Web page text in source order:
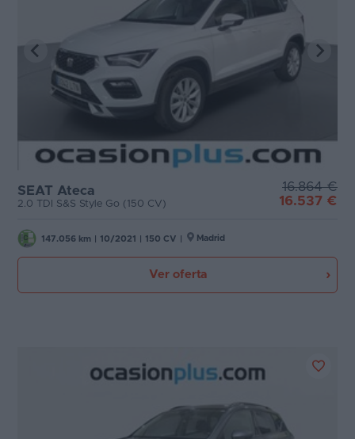
SEAT Ateca
2.0 TDI S&S Style Go (150 CV)
16.864 €
16.537 €
147.056 km 10/2021 150 CV Madrid
Ver oferta